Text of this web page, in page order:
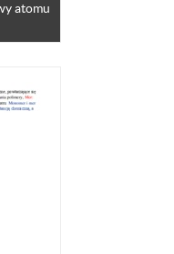
atomu